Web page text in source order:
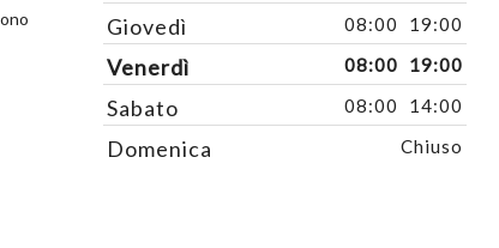
Giovedì 08:00 19:00
Venerdì 08:00 19:00
Sabato 08:00 14:00
Domenica Chiuso